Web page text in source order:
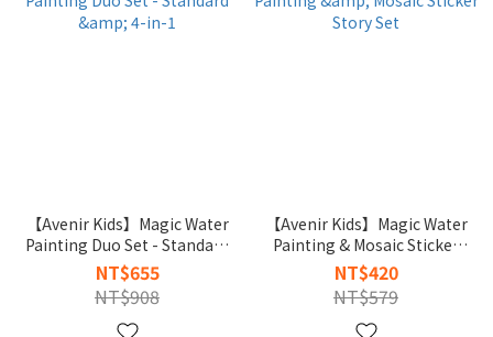
【Avenir Kids】Magic Water
Painting Duo Set - Standard
& 4-in-1
NT$655
NT$908
【Avenir Kids】Magic Water
Painting & Mosaic Sticker
Story Set
NT$420
NT$579